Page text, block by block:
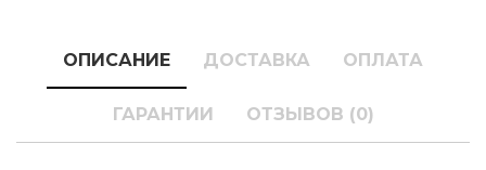
ОПИСАНИЕ ДОСТАВКА ОПЛАТА
ГАРАНТИИ ОТЗЫВОВ (0)